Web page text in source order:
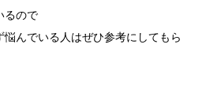
るので
んでいる人はぜひ参考にしてもら